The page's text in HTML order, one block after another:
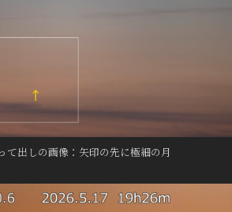
て出しの画像：矢印の先に極細の月